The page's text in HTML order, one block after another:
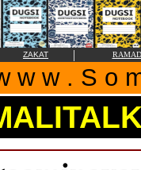
ZAKAT |
w w . S o